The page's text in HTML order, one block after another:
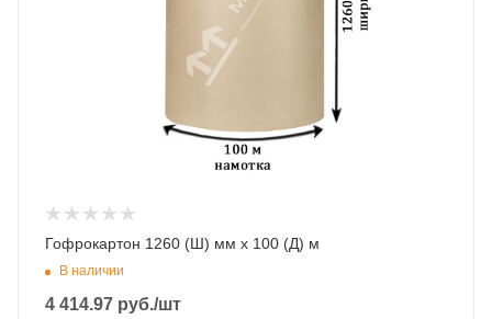
Гофрокартон 1260 (Ш) мм x 100 (Д) м
В наличии
4 414.97 руб./шт